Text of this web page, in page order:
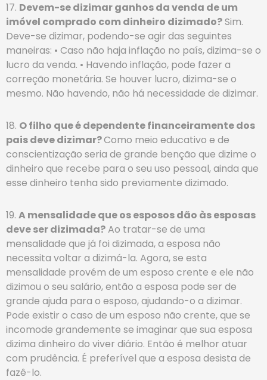
17. Devem-se dizimar ganhos da venda de um
imóvel comprado com dinheiro dizimado?Sim.
Deve-se dizimar, podendo-se agir das seguintes
maneiras: • Caso não haja inflação no país, dizima-se o
lucro da venda. • Havendo inflação, pode fazer a
correção monetária. Se houver lucro, dizima-se o
mesmo. Não havendo, não há necessidade de dizimar.
18. O filho que é dependente financeiramente dos
pais deve dizimar?Como meio educativo e de
conscientização seria de grande benção que dizime o
dinheiro que recebe para o seu uso pessoal, ainda que
esse dinheiro tenha sido previamente dizimado.
19. A mensalidade que os esposos dão às esposas
deve ser dizimada?Ao tratar-se de uma
mensalidade que já foi dizimada, a esposa não
necessita voltar a dizimá-la. Agora, se esta
mensalidade provém de um esposo crente e ele não
dizimou o seu salário, então a esposa pode ser de
grande ajuda para o esposo, ajudando-o a dizimar.
Pode existir o caso de um esposo não crente, que se
incomode grandemente se imaginar que sua esposa
dizima dinheiro do viver diário. Então é melhor atuar
com prudência. É preferível que a esposa desista de
fazê-lo.